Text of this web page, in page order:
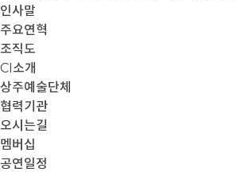
인사말
주요연혁
조직도
CI소개
상주예술단체
협력기관
오시는길
멤버십
공연일정